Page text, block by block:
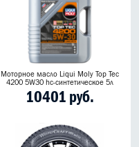
Моторное масло Liqui Moly Top Tec
4200 5W30 hc-синтетическое 5л
10401 руб.